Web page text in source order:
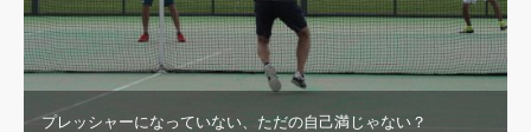
プレッシャーになっていない、ただの自己満じゃない？